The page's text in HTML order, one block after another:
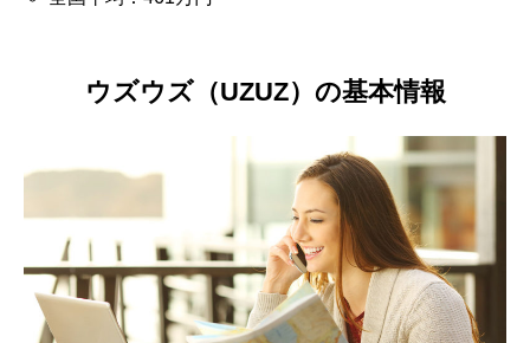
ウズウズ（UZUZ）の基本情報